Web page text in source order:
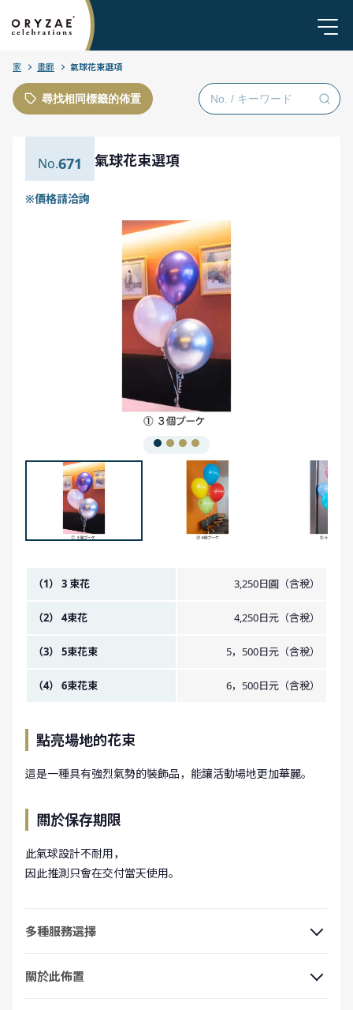
家 畫廊 氣球花束選項
尋找相同標籤的佈置
671 氣球花束選項
※價格請洽詢
金額圖像
（1） 3 束花 3,250日圓（含稅）
（2） 4束花 4,250日元（含稅）
（3） 5束花束 5，500日元（含稅）
（4） 6束花束 6，500日元（含稅）
點亮場地的花束
這是一種具有強烈氣勢的裝飾品，能讓活動場地更加華麗。
關於保存期限
此氣球設計不耐用，
因此推測只會在交付當天使用。
多種服務選擇
關於此佈置